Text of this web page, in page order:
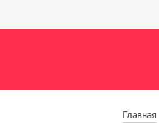
Главная